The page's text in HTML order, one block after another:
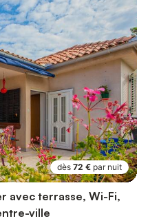
dès 72 € par nuit
avec terrasse, Wi-Fi,
ville